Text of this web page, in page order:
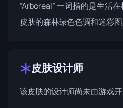
“Arboreal” 一词指的是生活
皮肤的森林绿色色调和迷彩图
皮肤设计师
该皮肤的设计师尚未由游戏开